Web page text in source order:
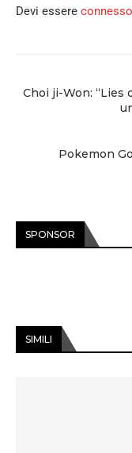
Devi essere connesso
Choi ji-Won: “Lies
Pokemon
SPONSOR
SIMILI